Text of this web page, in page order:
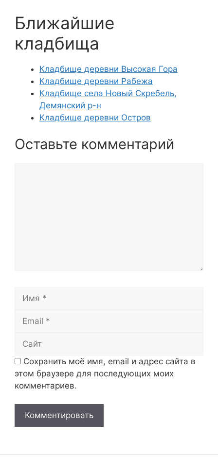
Ближайшие
кладбища
Кладбище деревни Высокая Гора
Кладбище деревни Рабежа
Кладбище села Новый Скребель,
Демянский р-н
Кладбище деревни Остров
Оставьте комментарий
Сохранить моё имя, email и адрес сайта в
этом браузере для последующих моих
комментариев.